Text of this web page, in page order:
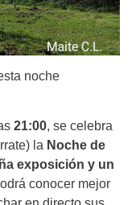
noche
21:00, se celebra
la Noche de
exposición y un
conocer mejor